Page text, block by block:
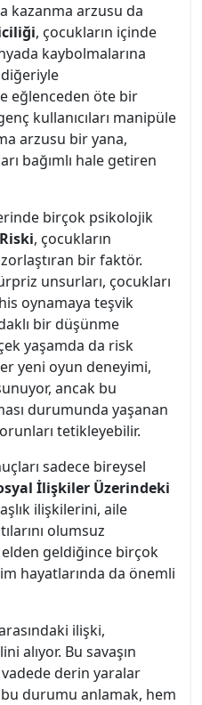
kazanma arzusu da
, çocukların içinde
kaybolmalarına
eğlenceden öte bir
kullanıcıları manipüle
arzusu bir yana,
bağımlı hale getiren
birçok psikolojik
, çocukların
bir faktör.
unsurları, çocukları
oynamaya teşvik
bir düşünme
yaşamda da risk
yeni oyun deneyimi,
ancak bu
durumunda yaşanan
tetikleyebilir.
sadece bireysel
İlişkiler Üzerindeki
ilişkilerini, aile
olumsuz
geldiğince birçok
hayatlarında da önemli
ilişki,
alıyor. Bu savaşın
derin yaralar
durumu anlamak, hem